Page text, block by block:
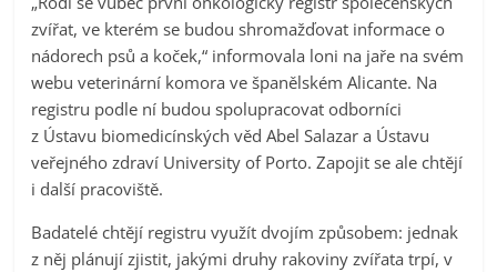
zvířat, ve kterém se budou shromažďovat informace o
nádorech psů a koček,“ informovala loni na jaře na svém
webu veterinární komora ve španělském Alicante. Na
registru podle ní budou spolupracovat odborníci
z Ústavu biomedicínských věd Abel Salazar a Ústavu
veřejného zdraví University of Porto. Zapojit se ale chtějí
i další pracoviště.
Badatelé chtějí registru využít dvojím způsobem: jednak
z něj plánují zjistit, jakými druhy rakoviny zvířata trpí, v